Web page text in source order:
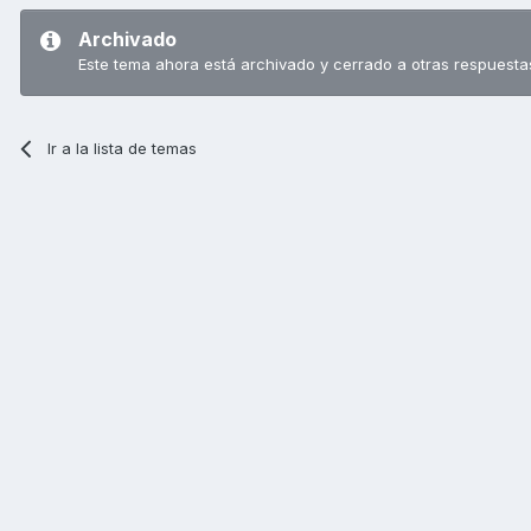
Archivado
Este tema ahora está archivado y cerrado a otras
Ir a la lista de temas